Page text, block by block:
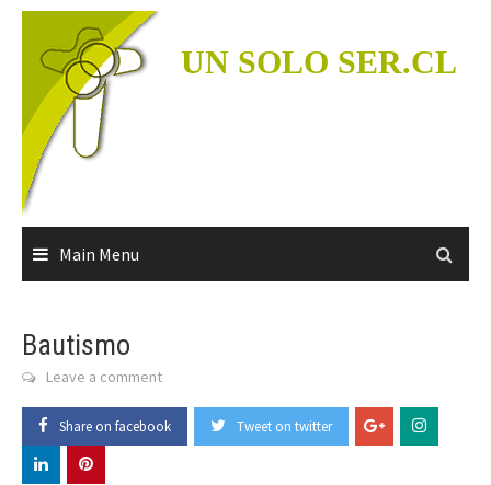
Skip
content
UN SOLO SER.CL
Main Menu
Bautismo
Leave a comment
Share on facebook Tweet on twitter